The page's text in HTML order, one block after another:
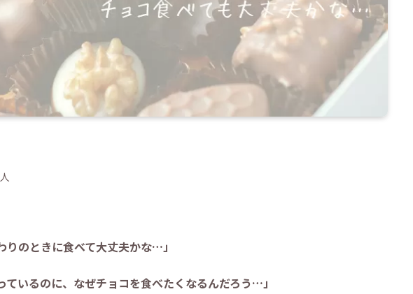
りのときに食べて大丈夫かな…」
ているのに、なぜチョコを食べたくなるんだろう…」